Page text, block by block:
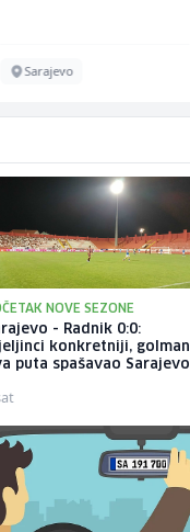
Sarajevo
NOVE SEZONE
- Radnik 0:0:
konkretniji, golman
puta spašavao Sarajevo